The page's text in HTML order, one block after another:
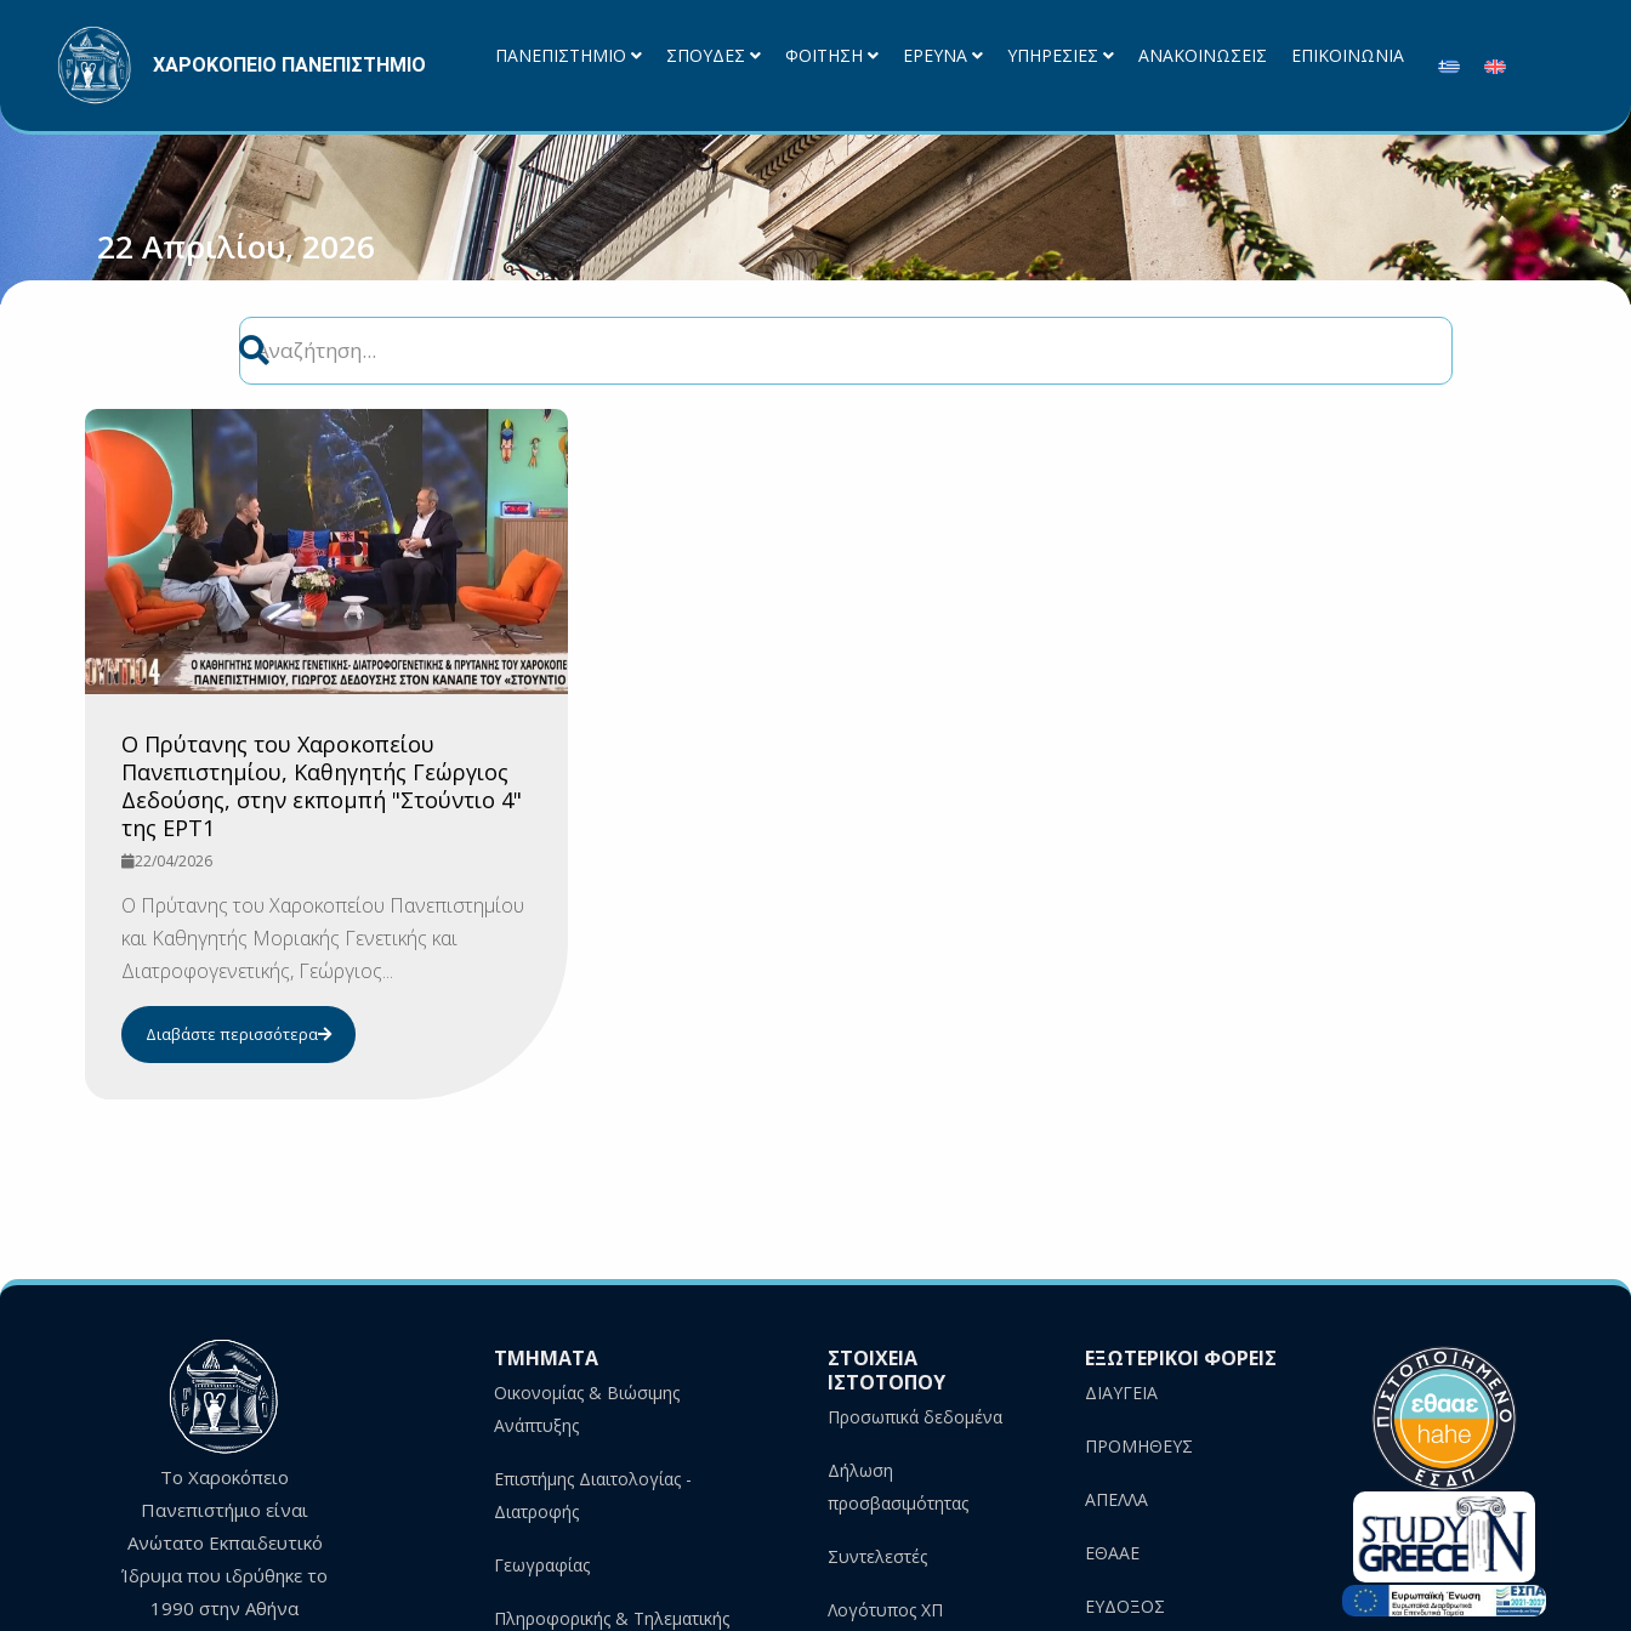
περιεχόμενο
ΧΑΡΟΚΟΠΕΙΟ ΠΑΝΕΠΙΣΤΗΜΙΟ ΠΑΝΕΠΙΣΤΗΜΙΟ ΣΠΟΥΔΕΣ ΦΟΙΤΗΣΗ ΕΡΕΥΝΑ ΥΠΗΡΕΣΙΕΣ ΑΝΑΚΟΙΝΩΣΕΙΣ ΕΠΙΚΟΙΝΩΝΙΑ
22 Απριλίου, 2026
Ο Πρύτανης του Χαροκοπείου
Πανεπιστημίου, Καθηγητής Γεώργιος
Δεδούσης, στην εκπομπή "Στούντιο 4"
της ΕΡΤ1
22/04/2026
Ο Πρύτανης του Χαροκοπείου Πανεπιστημίου
και Καθηγητής Μοριακής Γενετικής και
Διατροφογενετικής, Γεώργιος...
Διαβάστε περισσότερα
Το Χαροκόπειο
Πανεπιστήμιο είναι
Ανώτατο Εκπαιδευτικό
Ίδρυμα που ιδρύθηκε το
1990 στην Αθήνα
ΤΜΗΜΑΤΑ
Οικονομίας & Βιώσιμης
Ανάπτυξης
Επιστήμης Διαιτολογίας -
Διατροφής
Γεωγραφίας
Πληροφορικής & Τηλεματικής
ΣΤΟΙΧΕΙΑ
ΙΣΤΟΤΟΠΟΥ
Προσωπικά δεδομένα
Δήλωση
προσβασιμότητας
Συντελεστές
Λογότυπος ΧΠ
ΕΞΩΤΕΡΙΚΟΙ ΦΟΡΕΙΣ
ΔΙΑΥΓΕΙΑ
ΠΡΟΜΗΘΕΥΣ
AΠΕΛΛΑ
ΕΘΑΑΕ
ΕΥΔΟΞΟΣ